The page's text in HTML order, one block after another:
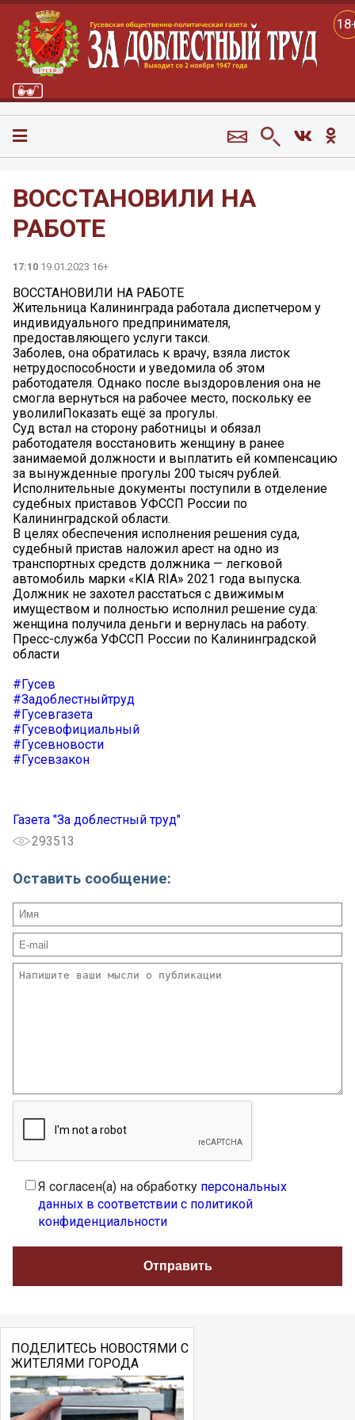
ВОССТАНОВИЛИ НА
РАБОТЕ
17:10 19.01.2023 16+
ВОССТАНОВИЛИ НА РАБОТЕ
Жительница Калининграда работала диспетчером у
индивидуального предпринимателя,
предоставляющего услуги такси.
Заболев, она обратилась к врачу, взяла листок
нетрудоспособности и уведомила об этом
работодателя. Однако после выздоровления она не
смогла вернуться на рабочее место, поскольку ее
уволилиПоказать ещё за прогулы.
Суд встал на сторону работницы и обязал
работодателя восстановить женщину в ранее
занимаемой должности и выплатить ей компенсацию
за вынужденные прогулы 200 тысяч рублей.
Исполнительные документы поступили в отделение
судебных приставов УФССП России по
Калининградской области.
В целях обеспечения исполнения решения суда,
судебный пристав наложил арест на одно из
транспортных средств должника — легковой
автомобиль марки «KIA RIA» 2021 года выпуска.
Должник не захотел расстаться с движимым
имуществом и полностью исполнил решение суда:
женщина получила деньги и вернулась на работу.
Пресс-служба УФССП России по Калининградской
области
#Гусев
#Задоблестныйтруд
#Гусевгазета
#Гусевофициальный
#Гусевновости
#Гусевзакон
Газета "За доблестный труд"
293513
Оставить сообщение:
Я согласен(а) на обработку персональных
данных в соответствии с политикой
конфиденциальности
ПОДЕЛИТЕСЬ НОВОСТЯМИ С
ЖИТЕЛЯМИ ГОРОДА